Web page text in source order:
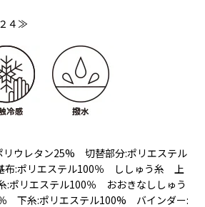
４≫
ウレタン25% 切替部分:ポリエステル
:ポリエステル100％ ししゅう糸 上
ポリエステル100％ おおきなししゅう
下糸:ポリエステル100% バインダー: